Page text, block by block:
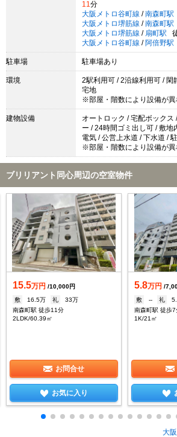
11 分
大阪メトロ谷町線 / 南森町駅
大阪メトロ堺筋線 / 南森町駅
大阪メトロ堺筋線 / 扇町駅
大阪メトロ谷町線 / 阿倍野駅
駐車場 駐車場あり
環境
2駅利用可 / 2沿線利用可 / 閑
宅地
※部屋・階数により設備が異
建物設備
オートロック / 宅配ボックス
ー / 24時間ゴミ出し可 / 敷地
電気 / 公営上水道 / 下水道 /
※部屋・階数により設備が異
ブリリアント同心周辺の空室物件
15.5万円 /10,000円
敷
16.5万 礼
33万
南森町駅 徒歩11分
2LDK/60.39㎡
お問合せ
お気に入り
5.8万円 /
敷
-- 礼
南森町駅 徒歩7
1K/21㎡
大